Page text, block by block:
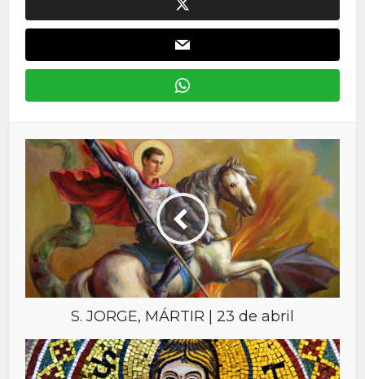
S. JORGE, MÁRTIR | 23 de abril